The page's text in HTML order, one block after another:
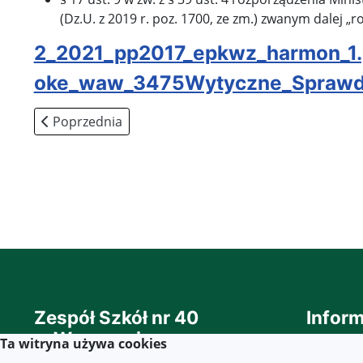
(Dz.U. z 2019 r. poz. 1700, ze zm.) zwanym dalej
Poprzednia strona: Terminy testów sprawnościowych
Poprzednia
Zespół Szkół nr 40
w Warszawie
Ta witryna używa cookies